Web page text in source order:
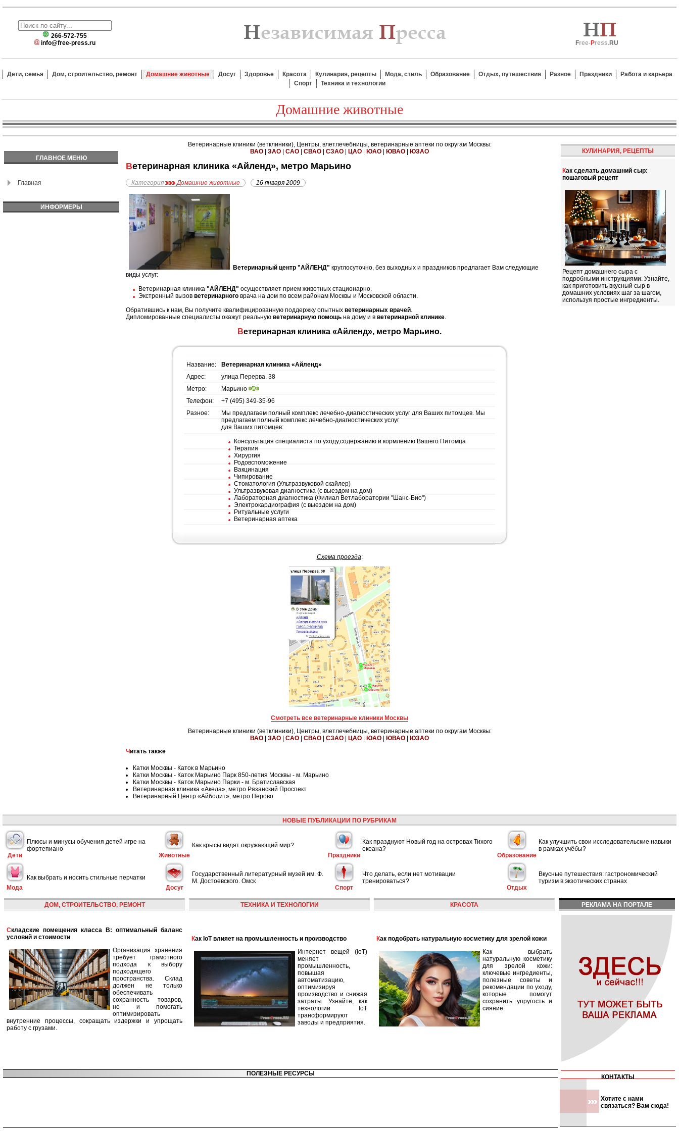
266-572-755
info@free-press.ru
Free-Press.RU
Дети, семья Дом, строительство, ремонт Домашние животные Досуг Здоровье Красота Кулинария, рецепты Мода, стиль Образование Отдых, путешествия Разное Праздники
Работа и карьера
Спорт
Техника и технологии
Домашние животные
ГЛАВНОЕ МЕНЮ
Главная
ИНФОРМЕРЫ
Ветеринарные клиники (ветклиники), Центры, влетлечебницы, ветеринарные аптеки по округам Москвы:
ВАО
ЗАО САО СВАО СЗАО ЦАО ЮАО ЮВАО ЮЗАО
Ветеринарная клиника «Айленд», метро Марьино
Категория Домашние животные 16 января 2009
Ветеринарный центр "АЙЛЕНД" круглосуточно, без выходных и праздников предлагает Вам следующие
виды услуг:
Ветеринарная клиника "АЙЛЕНД" осуществляет прием животных стационарно.
Экстренный вызов ветеринарного врача на дом по всем районам Москвы и Московской области.
Обратившись к нам, Вы получите квалифицированную поддержку опытных ветеринарных врачей.
Дипломированные специалисты окажут реальную ветеринарную помощь на дому и в ветеринарной клинике.
Ветеринарная клиника «Айленд», метро Марьино.
Название:
Ветеринарная клиника «Айленд»
Адрес:
улица Перерва. 38
Метро:
Марьино
Телефон:
+7 (495) 349-35-96
Разное:
Мы предлагаем полный комплекс лечебно-диагностических услуг для Ваших питомцев. Мы
предлагаем полный комплекс лечебно-диагностических услуг
для Ваших питомцев:
Консультация специалиста по уходу,содержанию и кормлению Вашего Питомца
Терапия
Хирургия
Родовспоможение
Вакцинация
Чипирование
Стоматология (Ультразвуковой скайлер)
Ультразвуковая диагностика (с выездом на дом)
Лабораторная диагностика (Филиал Ветлаборатории "Шанс-Био")
Электрокардиография (с выездом на дом)
Ритуальные услуги
Ветеринарная аптека
Схема проезда:
Смотреть все ветеринарные клиники Москвы
Ветеринарные клиники (ветклиники), Центры, влетлечебницы, ветеринарные аптеки по округам Москвы:
ВАО
ЗАО САО СВАО СЗАО ЦАО ЮАО ЮВАО
ЮЗАО
Читать также
Катки Москвы - Каток в Марьино
Катки Москвы - Каток Марьино Парк 850-летия Москвы - м. Марьино
Катки Москвы - Каток Марьино Парки - м. Братиславская
Ветеринарная клиника «Акела», метро Рязанский Проспект
Ветеринарный Центр «Айболит», метро Перово
КУЛИНАРИЯ, РЕЦЕПТЫ
Как сделать домашний сыр:
пошаговый рецепт
Рецепт домашнего сыра с
подробными инструкциями. Узнайте,
как приготовить вкусный сыр в
домашних условиях шаг за шагом,
используя простые ингредиенты.
НОВЫЕ ПУБЛИКАЦИИ ПО РУБРИКАМ
Дети
Плюсы и минусы обучения детей игре на
фортепиано
Животные
Как крысы видят окружающий мир?
Праздники
Как празднуют Новый год на островах Тихого
океана?
Образование
Как улучшить свои исследовательские навыки
в рамках учёбы?
Мода
Как выбрать и носить стильные перчатки
Досуг
Государственный литературный музей им. Ф.
М. Достоевского. Омск
Спорт
Что делать, если нет мотивации
тренироваться?
Отдых
Вкусные путешествия: гастрономический
туризм в экзотических странах
ДОМ, СТРОИТЕЛЬСТВО, РЕМОНТ
Складские помещения класса B: оптимальный баланс
условий и стоимости
Организация хранения
требует грамотного
подхода к выбору
подходящего
пространства. Склад
должен не только
обеспечивать
сохранность товаров,
но и помогать
оптимизировать
внутренние процессы, сокращать издержки и упрощать
работу с грузами.
ТЕХНИКА И ТЕХНОЛОГИИ
Как IoT влияет на промышленность и производство
Интернет вещей (IoT)
меняет
промышленность,
повышая
автоматизацию,
оптимизируя
производство и снижая
затраты. Узнайте, как
технологии IoT
трансформируют
заводы и предприятия.
КРАСОТА
Как подобрать натуральную косметику для зрелой кожи
Как выбрать
натуральную косметику
для зрелой кожи:
ключевые ингредиенты,
полезные советы и
рекомендации по уходу,
которые помогут
сохранить упругость и
сияние.
РЕКЛАМА НА ПОРТАЛЕ
ПОЛЕЗНЫЕ РЕСУРСЫ КОНТАКТЫ
Хотите с нами
связаться? Вам сюда!